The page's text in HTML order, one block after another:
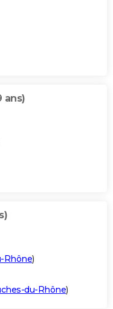
ans)
Rhône)
du-Rhône)